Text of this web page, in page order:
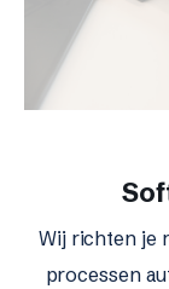
Wij richten je
processen